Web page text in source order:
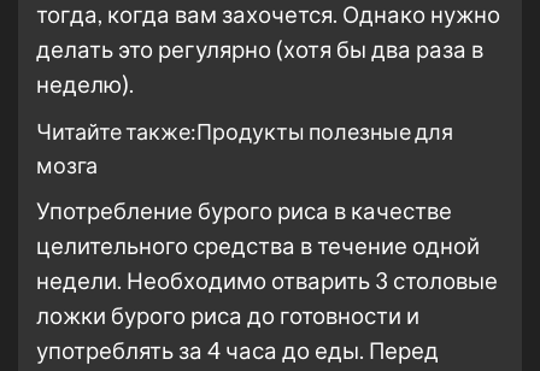
тогда, когда вам захочется. Однако нужно
делать это регулярно (хотя бы два раза в
неделю).
Читайте также:Продукты полезные для
мозга
Употребление бурого риса в качестве
целительного средства в течение одной
недели. Необходимо отварить 3 столовые
ложки бурого риса до готовности и
употреблять за 4 часа до еды. Перед